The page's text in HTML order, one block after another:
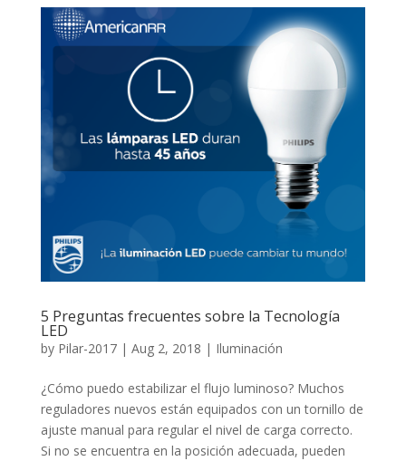
5 Preguntas frecuentes sobre la Tecnología
LED
by Pilar-2017| Aug 2, 2018 | Iluminación
¿Cómo puedo estabilizar el flujo luminoso? Muchos
reguladores nuevos están equipados con un tornillo de
ajuste manual para regular el nivel de carga correcto.
Si no se encuentra en la posición adecuada, pueden